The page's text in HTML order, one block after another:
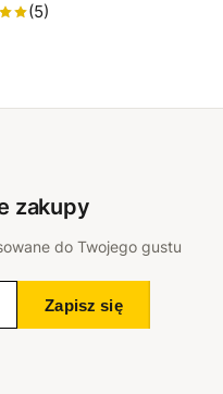
(5)
zakupy
do Twojego gustu
Zapisz się